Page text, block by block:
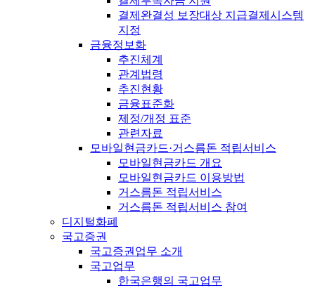
결제완결성 보장대상 지급결제시스템
지정
금융정보화
추진체계
관계법령
추진현황
금융표준화
제정/개정 표준
관련자료
모바일현금카드·거스름돈 적립서비스
모바일현금카드 개요
모바일현금카드 이용방법
거스름돈 적립서비스
거스름돈 적립서비스 참여
디지털화폐
국고증권
국고증권업무 소개
국고업무
한국은행의 국고업무